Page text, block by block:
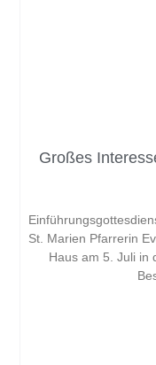
Großes
St. Marien Pfarrerin
Haus am 5. Juli in